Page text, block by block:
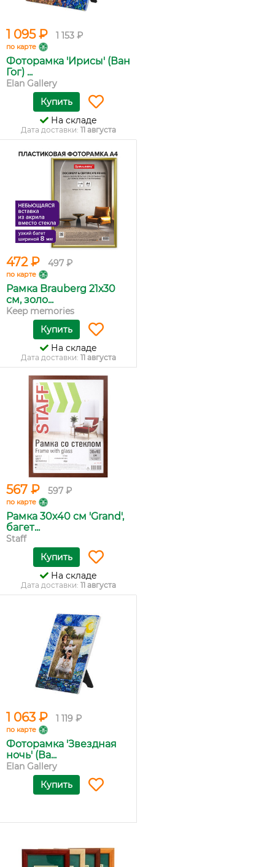
1 095 ₽ 1 153 ₽
по карте
Фоторамка 'Ирисы' (Ван
Гог) ...
Elan Gallery
Купить
На складе
Дата доставки: 11 августа
472 ₽ 497 ₽
по карте
Рамка Brauberg 21х30
см, золо...
Keep memories
Купить
На складе
Дата доставки: 11 августа
567 ₽ 597 ₽
по карте
Рамка 30х40 см 'Grand',
багет...
Staff
Купить
На складе
Дата доставки: 11 августа
1 063 ₽ 1 119 ₽
по карте
Фоторамка 'Звездная
ночь' (Ва...
Elan Gallery
Купить